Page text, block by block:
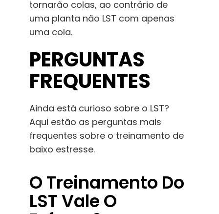
tornarão colas, ao contrário de
uma planta não LST com apenas
uma cola.
PERGUNTAS
FREQUENTES
Ainda está curioso sobre o LST?
Aqui estão as perguntas mais
frequentes sobre o treinamento de
baixo estresse.
O Treinamento Do
LST Vale O